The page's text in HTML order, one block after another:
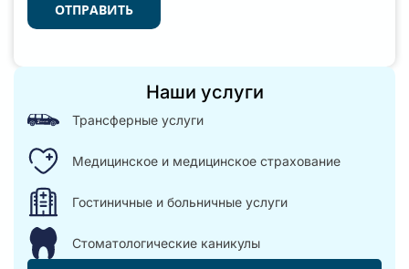
ОТПРАВИТЬ
Наши услуги
Трансферные услуги
Медицинское и медицинское страхование
Гостиничные и больничные услуги
Стоматологические каникулы